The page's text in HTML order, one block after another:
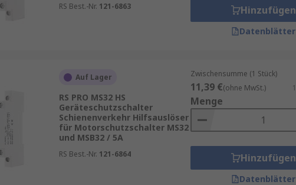
erhältlich, um unterschiedliche Schutzanforderungen
und Schaltkomponenten kombinieren, insbesondere wenn
RS Best.-Nr. 121-6863 Hinzufügen
Datenblätter
Auf Lager
RS PRO MS32 HS
Geräteschutzschalter
Schienenverkehr Hilfsauslöser
für Motorschutzschalter MS32
und MSB32 / 5A
RS Best.-Nr. 121-6864
Zwischensumme (1 Stück)
11,39 €(ohne MwSt.)
Menge
Hinzufügen
Datenblätter